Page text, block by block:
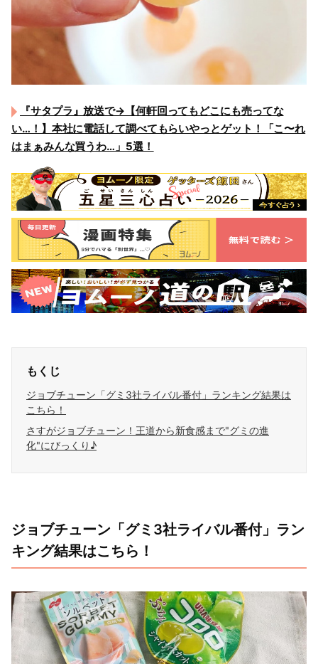
『サタプラ』放送で→【何軒回ってもどこにも売ってな
い…！】本社に電話して調べてもらいやっとゲット！「こ〜れ
はまぁみんな買うわ…」5選！
もくじ
ジョブチューン「グミ3社ライバル番付」ランキング結果は
こちら！
さすがジョブチューン！王道から新食感まで"グミの進
化"にびっくり♪
ジョブチューン「グミ3社ライバル番付」ラン
キング結果はこちら！